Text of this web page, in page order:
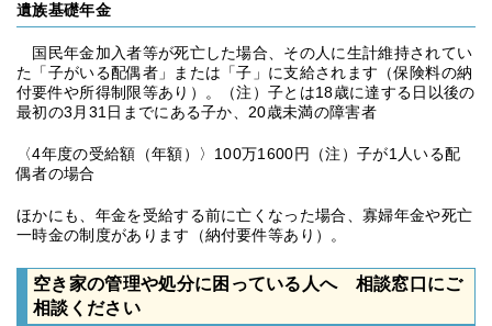
遺族基礎年金
国民年金加入者等が死亡した場合、その人に生計維持されてい
た「子がいる配偶者」または「子」に支給されます（保険料の納
付要件や所得制限等あり）。（注）子とは18歳に達する日以後の
最初の3月31日までにある子か、20歳未満の障害者
〈4年度の受給額（年額）〉100万1600円（注）子が1人いる配
偶者の場合
ほかにも、年金を受給する前に亡くなった場合、寡婦年金や死亡
一時金の制度があります（納付要件等あり）。
空き家の管理や処分に困っている人へ 相談窓口にご
相談ください